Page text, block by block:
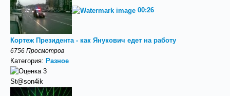
00:26
Кортеж Президента - как Янукович едет на работу
6756 Просмотров
Категория: Разное
St@son4ik